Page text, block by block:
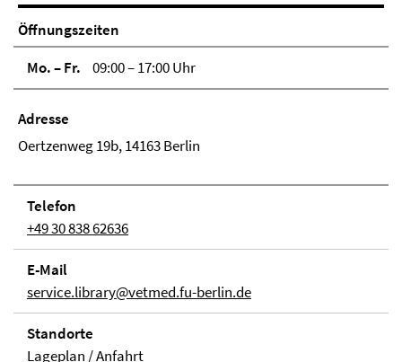
Öffnungszeiten
Mo. – Fr.
09:00 – 17:00 Uhr
Adresse
Oertzenweg 19b, 14163 Berlin
Telefon
+49 30 838 62636
E-Mail
service.library@vetmed.fu-berlin.de
Stand­orte
Lageplan / Anfahrt